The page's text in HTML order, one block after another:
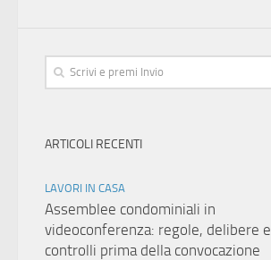
ARTICOLI RECENTI
LAVORI IN CASA
Assemblee condominiali in
videoconferenza: regole, delibere e
controlli prima della convocazione